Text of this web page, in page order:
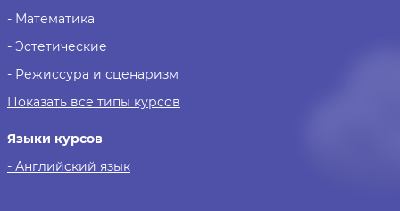
- Математика
- Эстетические
- Режиссура и сценаризм
Показать все типы курсов
Языки курсов
- Английский язык